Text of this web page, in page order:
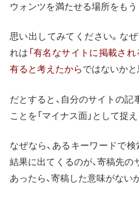
ウォンツを満たせる場所をもう
思い出してみてください。な
れは 「有名なサイトに掲載さ
有ると考えたからではないかと
だとすると、自分のサイトの
ことを「マイナス面」として捉
なぜなら、あるキーワードで
結果に出てくるのが、寄稿先
あったら、寄稿した意味がない